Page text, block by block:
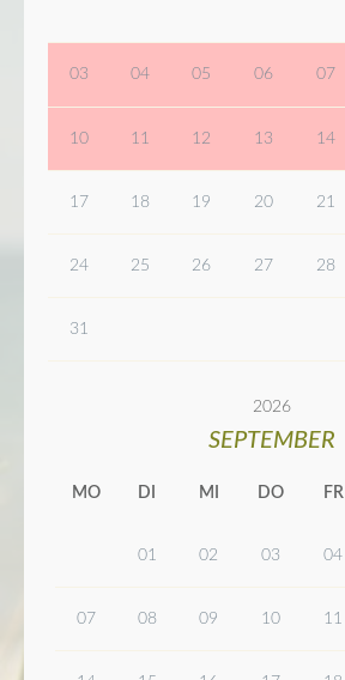
03 04 05 06 07
10 11 12 13 14
17 18 19 20 21
24 25 26 27 28
31
2026
SEPTEMBER
MO DI MI DO FR
01 02 03 04
07 08 09 10 11